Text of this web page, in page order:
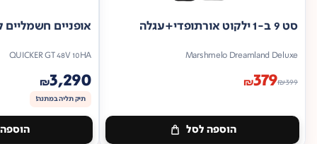
סט 9 ב-1 ילקוט אורתופדי+עגלה
Marshmelo Dreamland Deluxe
₪399
₪379
הוספה לסל
אופניים חשמליים
QUICKER GT 48V 10HA
₪3,290
תיק תליה במתנה!